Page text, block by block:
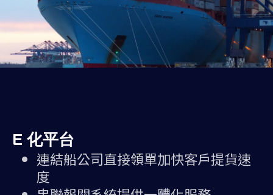
E 化平台
連結船公司直接領單加快客戶提貨速
度